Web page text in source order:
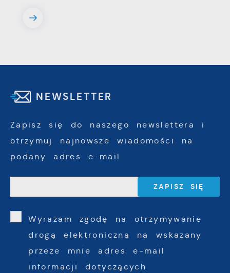
NEWSLETTER
Zapisz się do naszego newslettera i
otrzymuj najnowsze wiadomości na
podany adres e-mail
Wyrażam zgodę na otrzymywanie
drogą elektroniczną na wskazany
przeze mnie adres e-mail
informacji dotyczących